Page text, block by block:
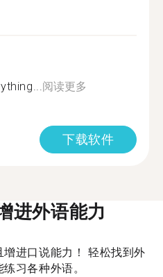
阅读更多
下载软件
进外语能力
进口说能力！ 轻松找到外
习各种外语。